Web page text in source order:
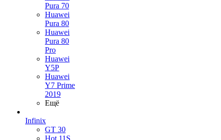
Pura 70
Huawei
Pura 80
Huawei
Pura 80
Pro
Huawei
Y5P
Huawei
Y7 Prime
2019
Ещё
Infinix
GT 30
Hot 11S